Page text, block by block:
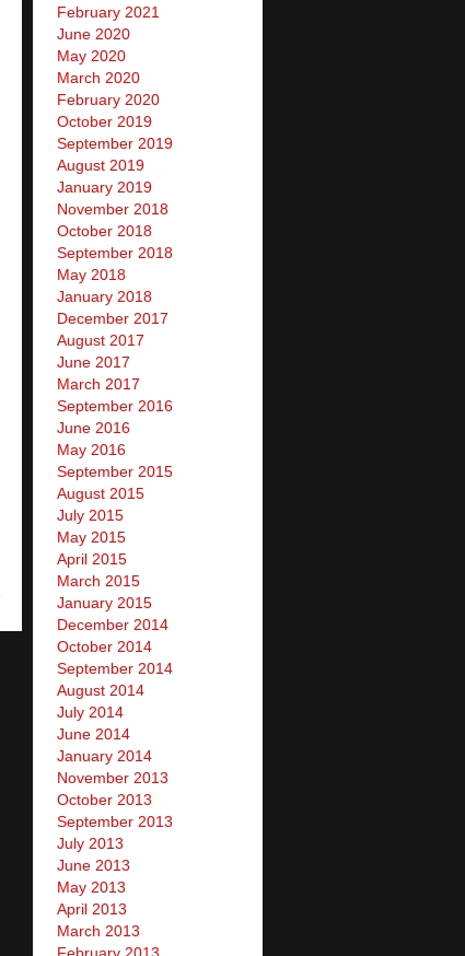
February 2021
June 2020
May 2020
March 2020
February 2020
October 2019
September 2019
August 2019
January 2019
November 2018
October 2018
September 2018
May 2018
January 2018
December 2017
August 2017
June 2017
March 2017
September 2016
June 2016
May 2016
September 2015
August 2015
July 2015
May 2015
April 2015
March 2015
January 2015
December 2014
October 2014
September 2014
August 2014
July 2014
June 2014
January 2014
November 2013
October 2013
September 2013
July 2013
June 2013
May 2013
April 2013
March 2013